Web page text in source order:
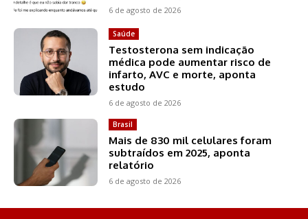
6 de agosto de 2026
Saúde
Testosterona sem indicação
médica pode aumentar risco de
infarto, AVC e morte, aponta
estudo
6 de agosto de 2026
Brasil
Mais de 830 mil celulares foram
subtraídos em 2025, aponta
relatório
6 de agosto de 2026